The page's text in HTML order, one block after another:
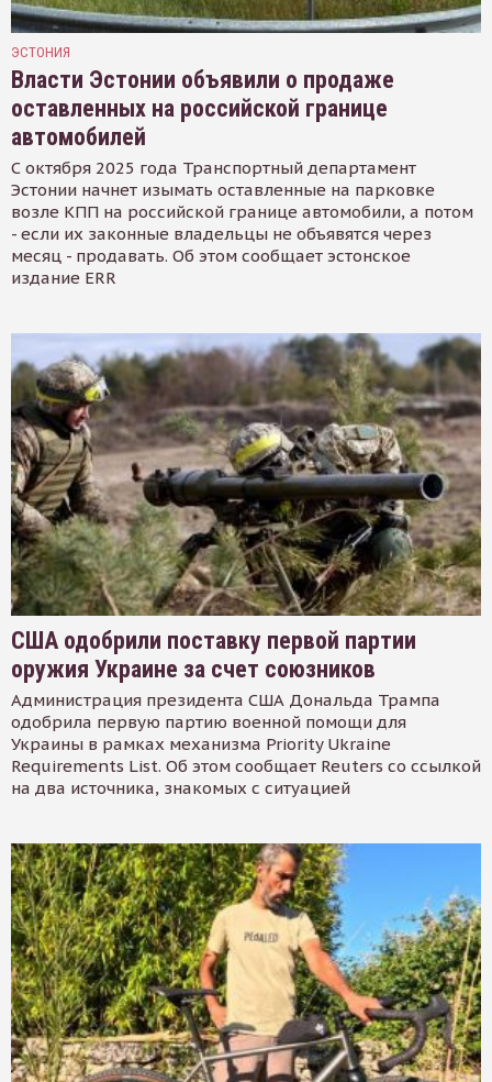
ЭСТОНИЯ
Власти Эстонии объявили о продаже
оставленных на российской границе
автомобилей
С октября 2025 года Транспортный департамент
Эстонии начнет изымать оставленные на парковке
возле КПП на российской границе автомобили, а потом
- если их законные владельцы не объявятся через
месяц - продавать. Об этом сообщает эстонское
издание ERR
США одобрили поставку первой партии
оружия Украине за счет союзников
Администрация президента США Дональда Трампа
одобрила первую партию военной помощи для
Украины в рамках механизма Priority Ukraine
Requirements List. Об этом сообщает Reuters со ссылкой
на два источника, знакомых с ситуацией